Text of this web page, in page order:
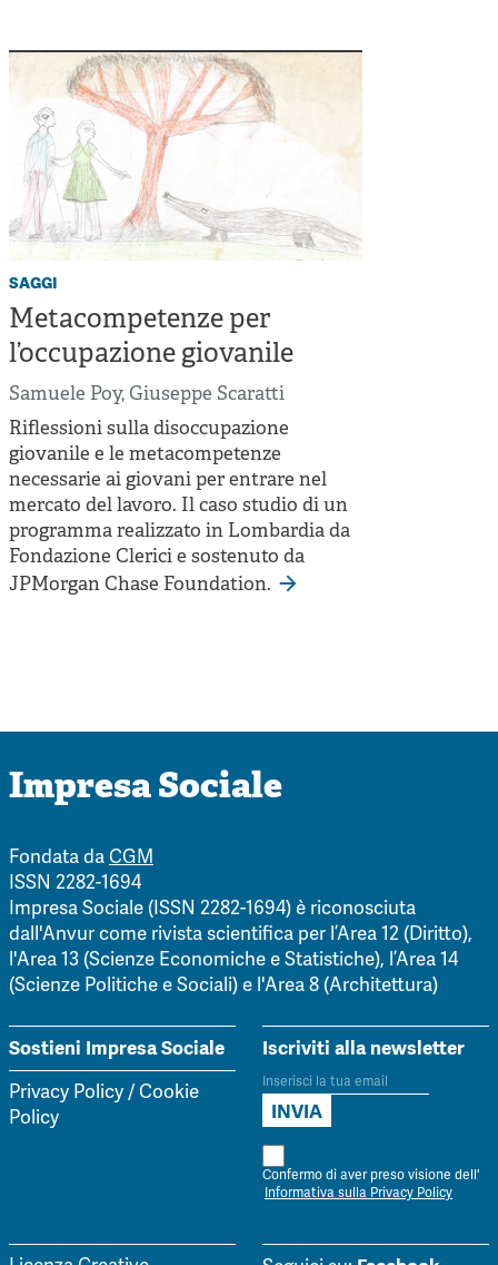
saggi
Metacompetenze per
l’occupazione giovanile
Samuele Poy,Giuseppe Scaratti
Riflessioni sulla disoccupazione
giovanile e le metacompetenze
necessarie ai giovani per entrare nel
mercato del lavoro. Il caso studio di un
programma realizzato in Lombardia da
Fondazione Clerici e sostenuto da
JPMorgan Chase Foundation.
Impresa Sociale
Fondata daCGM
ISSN 2282-1694
Impresa Sociale (ISSN 2282-1694) è riconosciuta
dall'Anvur come rivista scientifica per l’Area 12 (Diritto),
l'Area 13 (Scienze Economiche e Statistiche), l’Area 14
(Scienze Politiche e Sociali) e l'Area 8 (Architettura)
Sostieni Impresa Sociale
Privacy Policy/Cookie
Policy
Iscriviti alla newsletter
Confermo di aver preso visione dell'
Informativa sulla Privacy Policy